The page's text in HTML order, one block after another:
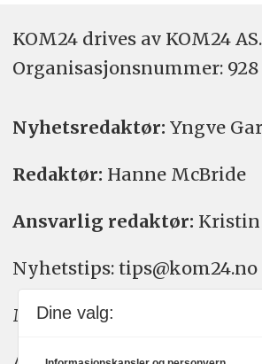
KOM24 drives av KOM24 AS.
Organisasjons­nummer: 928
Nyhetsredaktør: Yngve
Redaktør: Hanne McBride
Ansvarlig redaktør: Kristin
Nyhetstips: tips@kom24.no
Meninger:
Dine valg: